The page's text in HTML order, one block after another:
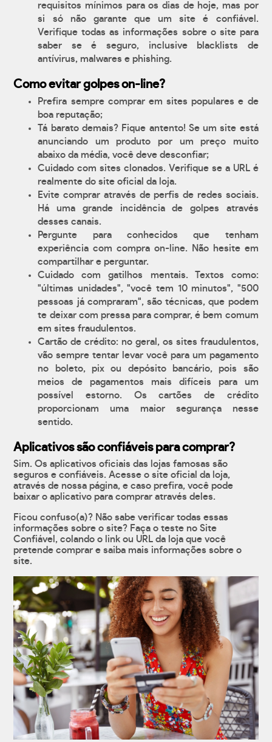
requisitos mínimos para os dias de hoje, mas por
si só não garante que um site é confiável.
Verifique todas as informações sobre o site para
saber se é seguro, inclusive blacklists de
antívirus, malwares e phishing.
Como evitar golpes on-line?
Prefira sempre comprar em sites populares e de
boa reputação;
Tá barato demais? Fique antento! Se um site está
anunciando um produto por um preço muito
abaixo da média, você deve desconfiar;
Cuidado com sites clonados. Verifique se a URL é
realmente do site oficial da loja.
Evite comprar através de perfis de redes sociais.
Há uma grande incidência de golpes através
desses canais.
Pergunte para conhecidos que tenham
experiência com compra on-line. Não hesite em
compartilhar e perguntar.
Cuidado com gatilhos mentais. Textos como:
"últimas unidades", "você tem 10 minutos", "500
pessoas já compraram", são técnicas, que podem
te deixar com pressa para comprar, é bem comum
em sites fraudulentos.
Cartão de crédito: no geral, os sites fraudulentos,
vão sempre tentar levar você para um pagamento
no boleto, pix ou depósito bancário, pois são
meios de pagamentos mais difíceis para um
possível estorno. Os cartões de crédito
proporcionam uma maior segurança nesse
sentido.
Aplicativos são confiáveis para comprar?
Sim. Os aplicativos oficiais das lojas famosas são
seguros e confiáveis. Acesse o site oficial da loja,
através de nossa página, e caso prefira, você pode
baixar o aplicativo para comprar através deles.
Ficou confuso(a)? Não sabe verificar todas essas
informações sobre o site? Faça o teste no Site
Confiável, colando o link ou URL da loja que você
pretende comprar e saiba mais informações sobre o
site.